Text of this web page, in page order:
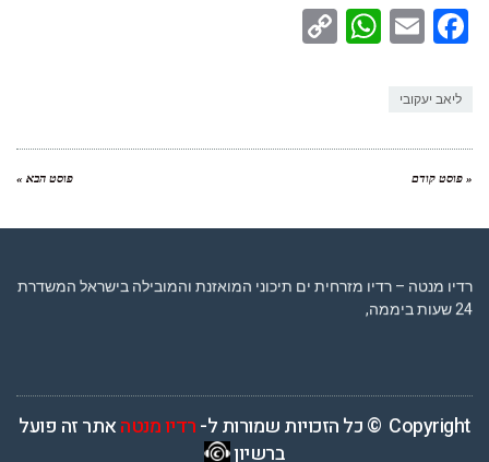
Facebook
Email
WhatsApp
ליאב יעקובי
« פוסט קודם פוסט הבא »
רדיו מנטה – רדיו מזרחית ים תיכוני המואזנת והמובילה בישראל המשדרת
24 שעות ביממה,
Copyright © כל הזכויות שמורות ל- רדיו מנטהאתר זה פועל
ברשיון